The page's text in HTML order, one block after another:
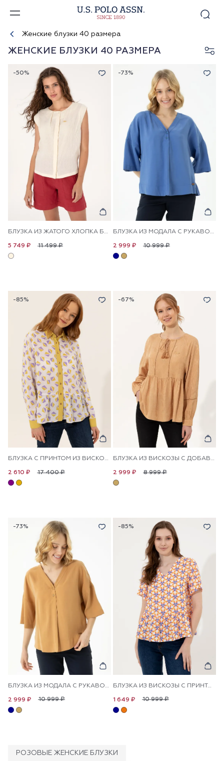
Женские блузки 40 размера
ЖЕНСКИЕ БЛУЗКИ 40 РАЗМЕРА
-50%
БЛУЗКА ИЗ ЖАТОГО ХЛОПКА БЕЗ РУКАВОВ
11 499 ₽
5 749 ₽
-73%
БЛУЗКА ИЗ МОДАЛА C РУКАВОМ 3/4 СВОБОДНАЯ
10 999 ₽
2 999 ₽
-85%
БЛУЗКА С ПРИНТОМ ИЗ ВИСКОЗЫ СВОБОДНАЯ
17 400 ₽
2 610 ₽
-67%
БЛУЗКА ИЗ ВИСКОЗЫ С ДОБАВЛЕНИЕМ ЛЬНА СВОБОДНАЯ
8 999 ₽
2 999 ₽
-73%
БЛУЗКА ИЗ МОДАЛА C РУКАВОМ 3/4 СВОБОДНАЯ
10 999 ₽
2 999 ₽
-85%
БЛУЗКА ИЗ ВИСКОЗЫ С ПРИНТОМ
10 999 ₽
1 649 ₽
РОЗОВЫЕ ЖЕНСКИЕ БЛУЗКИ